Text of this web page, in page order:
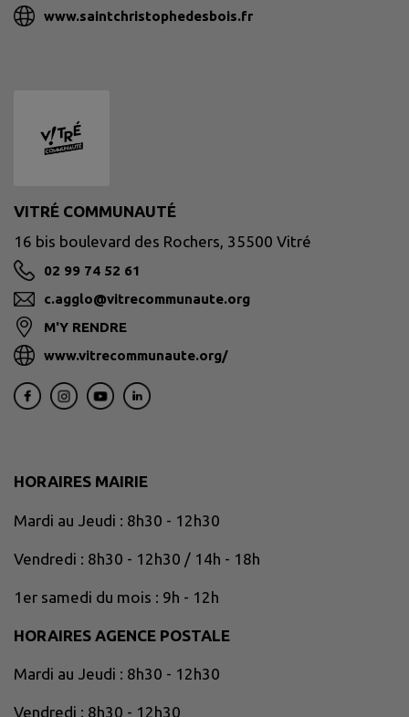
www.saintchristophedesbois.fr
VITRÉ COMMUNAUTÉ
16 bis boulevard des Rochers, 35500 Vitré
02 99 74 52 61
c.agglo@vitrecommunaute.org
M'Y RENDRE
www.vitrecommunaute.org/
HORAIRES MAIRIE
Mardi au Jeudi : 8h30 - 12h30
Vendredi : 8h30 - 12h30 / 14h - 18h
1er samedi du mois : 9h - 12h
HORAIRES AGENCE POSTALE
Mardi au Jeudi : 8h30 - 12h30
Vendredi : 8h30 - 12h30